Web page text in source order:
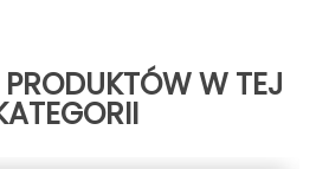
W TEJ